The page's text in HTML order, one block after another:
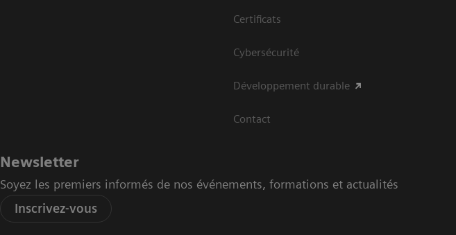
Certificats
Cybersécurité
Développement durable
Contact
Newsletter
Soyez les premiers informés de nos événements, formations et actualités
Inscrivez-vous